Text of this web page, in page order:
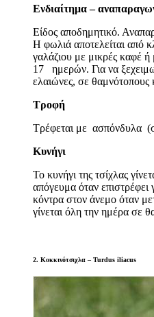
Ενδιαίτημα –
Είδος αποδημητικό.
Η φωλιά αποτελείται από
γαλάζιου με μικρές καφέ ή
17 ημερών. Για να
ελαιώνες, σε θαμνότοπους
Τροφή
Τρέφεται με ασπόνδυλα
Κυνήγι
Το κυνήγι της τσίχλας
απόγευμα όταν επιστρέφει
κόντρα στον άνεμο όταν
γίνεται όλη την ημέρα σε
2. Κοκκινότσιχλα – Turdus iliacus